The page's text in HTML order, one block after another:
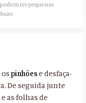
ter pequenas
ospinhõese desfaça-
De seguida junte
e as folhas de